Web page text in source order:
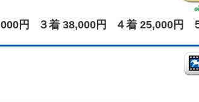
円 ３着 38,000円 ４着 25,000円